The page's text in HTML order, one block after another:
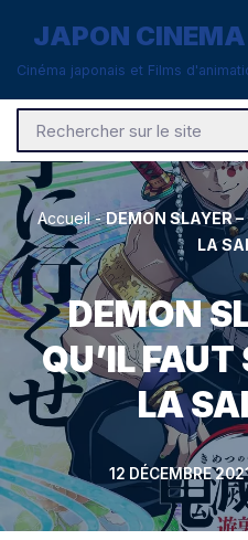
Aller
contenu
JAPON CINEMA
Cinéma japonais et Films
Accueil-DEMON SLAYER –
LA
DEMON
QU’IL
LA
12 DÉCEMBRE